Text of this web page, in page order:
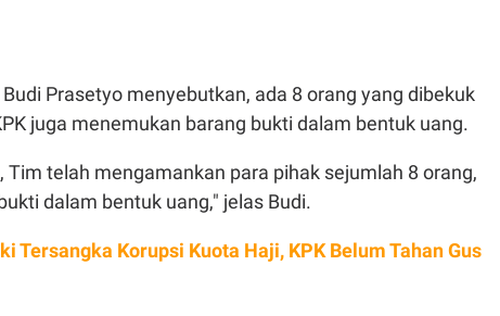
Prasetyo menyebutkan, ada 8 orang yang dibekuk
juga menemukan barang bukti dalam bentuk uang.
Tim telah mengamankan para pihak sejumlah 8 orang,
dalam bentuk uang," jelas Budi.
Tersangka Korupsi Kuota Haji, KPK Belum Tahan Gus